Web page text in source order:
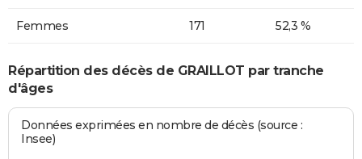
Femmes 171 52,3 %
Répartition des décès de GRAILLOT par tranche
d'âges
Données exprimées en nombre de décès (source :
Insee)